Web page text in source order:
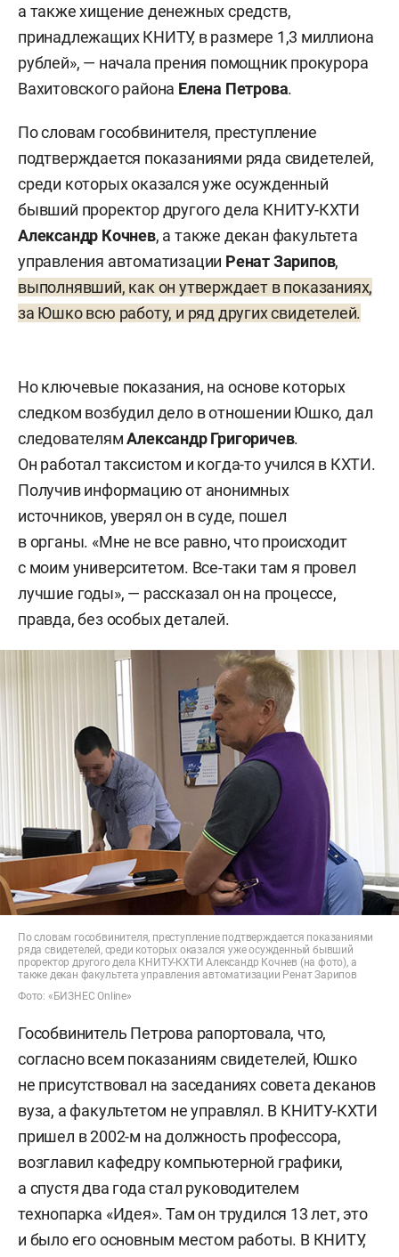
а также хищение денежных средств,
принадлежащих КНИТУ, в размере 1,3 миллиона
рублей», — начала прения помощник прокурора
Вахитовского района Елена Петрова.
По словам гособвинителя, преступление
подтверждается показаниями ряда свидетелей,
среди которых оказался уже осужденный
бывший проректор другого дела КНИТУ-КХТИ
Александр Кочнев, а также декан факультета
управления автоматизации Ренат Зарипов,
выполнявший, как он утверждает в показаниях,
за Юшко всю работу, и ряд других свидетелей.
Но ключевые показания, на основе которых
следком возбудил дело в отношении Юшко, дал
следователямАлександр Григоричев.
Он работал таксистом и когда-то учился в КХТИ.
Получив информацию от анонимных
источников, уверял он в суде, пошел
в органы. «Мне не все равно, что происходит
с моим университетом. Все-таки там я провел
лучшие годы», — рассказал он на процессе,
правда, без особых деталей.
По словам гособвинителя, преступление подтверждается показаниями
ряда свидетелей, среди которых оказался уже осужденный бывший
проректор другого дела КНИТУ-КХТИ Александр Кочнев (на фото), а
также декан факультета управления автоматизации Ренат Зарипов
Фото: «БИЗНЕС Online»
Гособвинитель Петрова рапортовала, что,
согласно всем показаниям свидетелей, Юшко
не присутствовал на заседаниях совета деканов
вуза, а факультетом не управлял. В КНИТУ-КХТИ
пришел в 2002-м на должность профессора,
возглавил кафедру компьютерной графики,
а спустя два года стал руководителем
технопарка «Идея». Там он трудился 13 лет, это
и было его основным местом работы. В КНИТУ,